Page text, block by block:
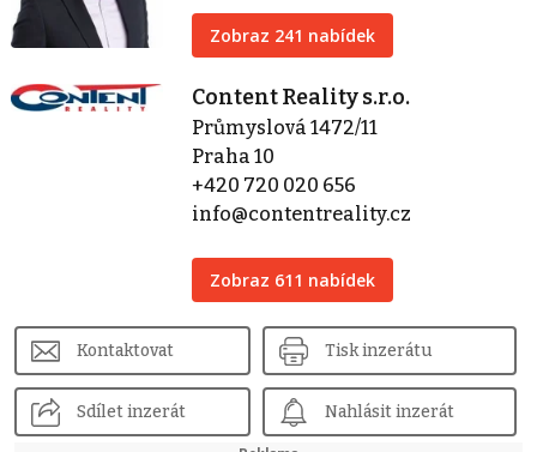
Zobraz 241 nabídek
Content Reality s.r.o.
Průmyslová 1472/11
Praha 10
+420 720 020 656
info@contentreality.cz
Zobraz 611 nabídek
Kontaktovat Tisk inzerátu
Sdílet inzerát Nahlásit inzerát